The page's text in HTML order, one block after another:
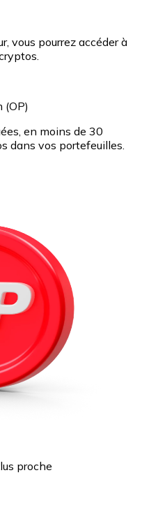
vous pourrez accéder à
(OP)
en moins de 30
dans vos portefeuilles.
proche